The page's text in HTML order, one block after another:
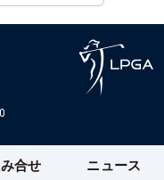
合せ ニュース